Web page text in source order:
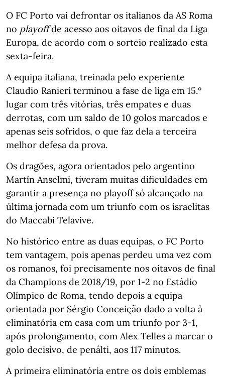
O FC Porto vai defrontar os italianos da AS Roma
no playoffde acesso aos oitavos de final da Liga
Europa, de acordo com o sorteio realizado esta
sexta-feira.
A equipa italiana, treinada pelo experiente
Claudio Ranieri terminou a fase de liga em 15.º
lugar com três vitórias, três empates e duas
derrotas, com um saldo de 10 golos marcados e
apenas seis sofridos, o que faz dela a terceira
melhor defesa da prova.
Os dragões, agora orientados pelo argentino
Martín Anselmi, tiveram muitas dificuldades em
garantir a presença no playoff só alcançado na
última jornada com um triunfo com os israelitas
do Maccabi Telavive.
No histórico entre as duas equipas, o FC Porto
tem vantagem, pois apenas perdeu uma vez com
os romanos, foi precisamente nos oitavos de final
da Champions de 2018/19, por 1-2 no Estádio
Olímpico de Roma, tendo depois a equipa
orientada por Sérgio Conceição dado a volta à
eliminatória em casa com um triunfo por 3-1,
após prolongamento, com Alex Telles a marcar o
golo decisivo, de penálti, aos 117 minutos.
A primeira eliminatória entre os dois emblemas